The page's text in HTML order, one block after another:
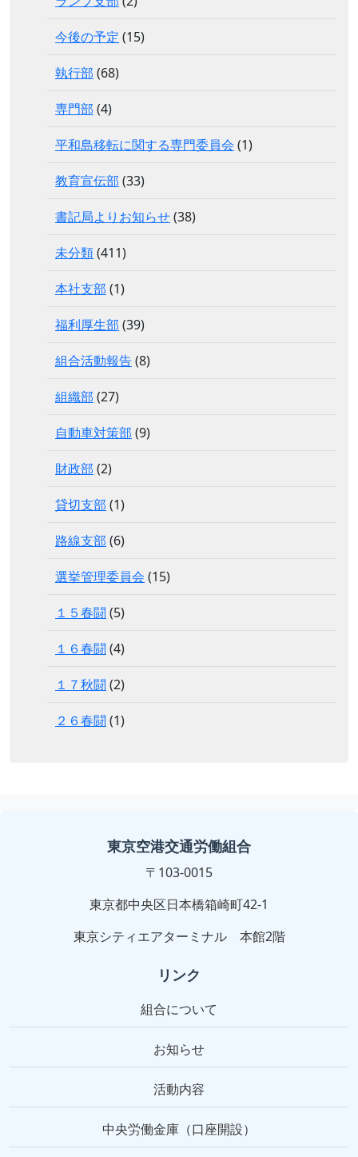
今後の予定 (15)
執行部 (68)
専門部 (4)
平和島移転に関する専門委員会 (1)
教育宣伝部 (33)
書記局よりお知らせ(38)
未分類(411)
本社支部 (1)
福利厚生部 (39)
組合活動報告(8)
組織部 (27)
自動車対策部 (9)
財政部 (2)
貸切支部 (1)
路線支部 (6)
選挙管理委員会 (15)
１５春闘 (5)
１６春闘 (4)
１７秋闘 (2)
２６春闘 (1)
東京空港交通労働組合
〒103-0015
東京都中央区日本橋箱崎町42-1
東京シティエアターミナル 本館2階
リンク
組合について
お知らせ
活動内容
中央労働金庫（口座開設）